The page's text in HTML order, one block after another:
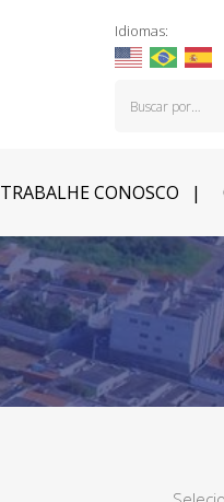
Idiomas:
TRABALHE CONOSCO